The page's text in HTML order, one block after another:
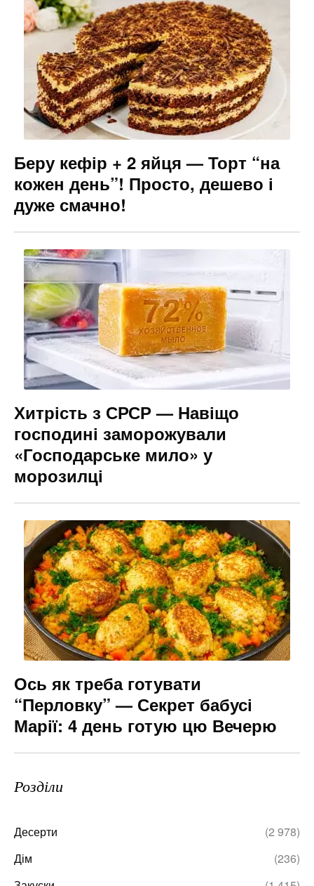
Беру кефір + 2 яйця — Торт “на
кожен день”! Просто, дешево і
дуже смачно!
Хитрість з СРСР — Навіщо
господині заморожували
«Господарське мило» у
морозилці
Ось як треба готувати
“Перловку” — Секрет бабусі
Марії: 4 день готую цю Вечерю
Розділи
Десерти
(2 978)
Дім
(236)